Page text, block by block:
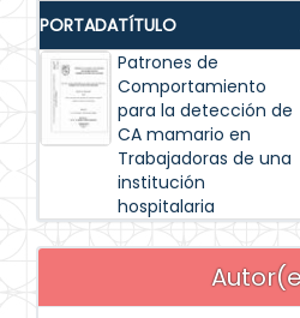
PORTADATÍTULO
Patrones de
Comportamiento
para la detección de
CA mamario en
Trabajadoras de una
institución
hospitalaria